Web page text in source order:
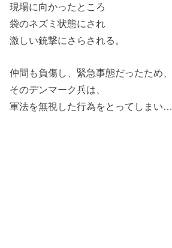
現場に向かったところ
袋のネズミ状態にされ
激しい銃撃にさらされる。
仲間も負傷し、緊急事態だったため、
そのデンマーク兵は、
軍法を無視した行為をとってしまい…